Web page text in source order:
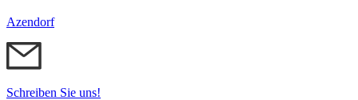
Azendorf
Schreiben Sie uns!